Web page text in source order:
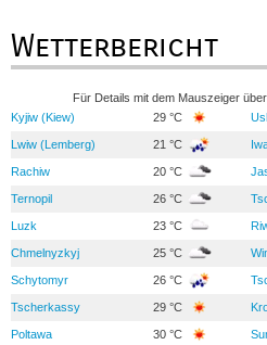
Wetterbericht
Für Details mit dem Mauszeiger
Kyjiw (Kiew)
29 °C
Lwiw (Lemberg) 21 °C
Rachiw 20 °C
Ternopil 26 °C
Luzk 23 °C
Chmelnyzkyj 25 °C
Schytomyr 26 °C
Tscherkassy 29 °C
Poltawa 30 °C